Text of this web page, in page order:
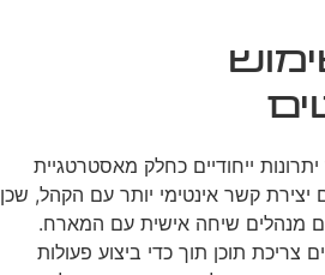
ייחודיים כחלק מאסטרטגיית
קשר אינטימי יותר עם הקהל, שכן
מנהלים שיחה אישית עם המארח.
תוכן תוך כדי ביצוע פעולות